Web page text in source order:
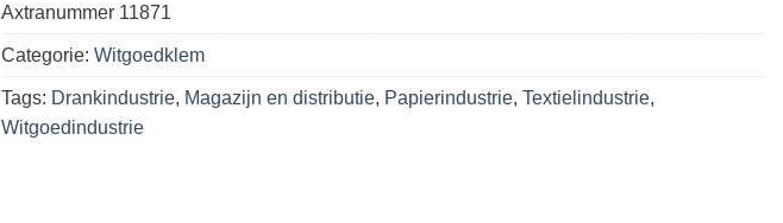
Axtranummer 11871
Categorie: Witgoedklem
Tags: Drankindustrie, Magazijn en distributie, Papierindustrie, Textielindustrie,
Witgoedindustrie